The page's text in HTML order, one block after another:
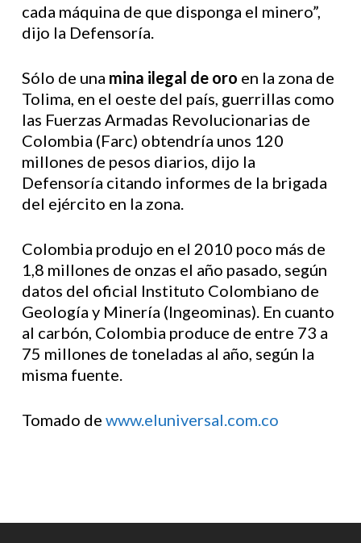
cada máquina de que disponga el minero”,
dijo la Defensoría.
Sólo de una mina ilegal de oro en la zona de
Tolima, en el oeste del país, guerrillas como
las Fuerzas Armadas Revolucionarias de
Colombia (Farc) obtendría unos 120
millones de pesos diarios, dijo la
Defensoría citando informes de la brigada
del ejército en la zona.
Colombia produjo en el 2010 poco más de
1,8 millones de onzas el año pasado, según
datos del oficial Instituto Colombiano de
Geología y Minería (Ingeominas). En cuanto
al carbón, Colombia produce de entre 73 a
75 millones de toneladas al año, según la
misma fuente.
Tomado de www.eluniversal.com.co